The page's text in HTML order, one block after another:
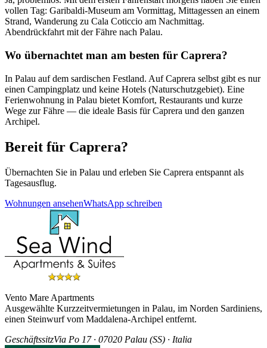
vollen Tag: Garibaldi-Museum am Vormittag, Mittagessen an einem
Strand, Wanderung zu Cala Coticcio am Nachmittag.
Abendrückfahrt mit der Fähre nach Palau.
Wo übernachtet man am besten für Caprera?
In Palau auf dem sardischen Festland. Auf Caprera selbst gibt es nur
einen Campingplatz und keine Hotels (Naturschutzgebiet). Eine
Ferienwohnung in Palau bietet Komfort, Restaurants und kurze
Wege zur Fähre — die ideale Basis für Caprera und den ganzen
Archipel.
Bereit für Caprera?
Übernachten Sie in Palau und erleben Sie Caprera entspannt als
Tagesausflug.
Wohnungen ansehenWhatsApp schreiben
Vento Mare Apartments
Ausgewählte Kurzzeitvermietungen in Palau, im Norden Sardiniens,
einen Steinwurf vom Maddalena-Archipel entfernt.
GeschäftssitzVia Po 17 · 07020 Palau (SS) · Italia